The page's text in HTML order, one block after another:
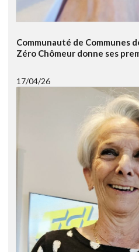
Communauté de Communes
Zéro Chômeur donne ses
17/04/26